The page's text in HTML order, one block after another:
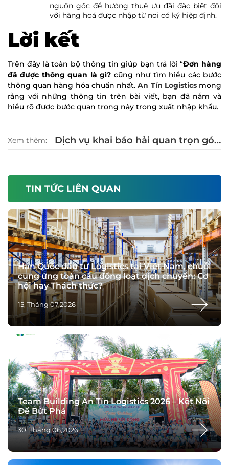
nguồn gốc để hưởng thuế ưu đãi đặc biệt đối
với hàng hoá được nhập từ nơi có ký hiệp định.
Lời kết
Trên đây là toàn bộ thông tin giúp bạn trả lời “Đơn hàng
đã được thông quan là gì? cũng như tìm hiểu các bước
thông quan hàng hóa chuẩn nhất.An Tín Logisticsmong
rằng với những thông tin trên bài viết, bạn đã nắm và
hiểu rõ được bước quan trọng này trong xuất nhập khẩu.
Xem thêm:
Dịch vụ khai báo hải quan trọn gói
TIN TỨC LIÊN QUAN
Hàn Quốc đầu tư Logistics tại Việt Nam, chuỗi
cung ứng toàn cầu đồng loạt dịch chuyển: Cơ
hội hay Thách thức?
15, Tháng 07,2026
Team Building An Tín Logistics 2026 – Kết Nối
Để Bứt Phá
30, Tháng 06,2026